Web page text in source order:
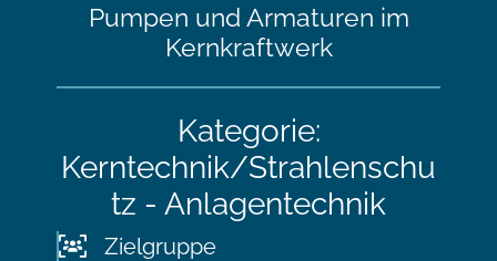
Pumpen und Armaturen im
Kernkraftwerk
Kategorie:
Kerntechnik/Strahlenschu
tz - Anlagentechnik
Zielgruppe